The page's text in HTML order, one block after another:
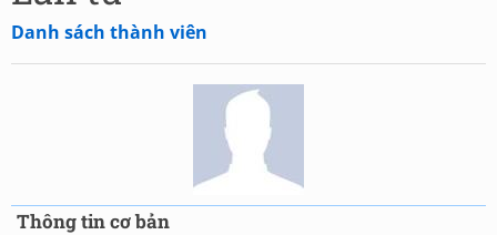
Danh sách thành viên
Thông tin cơ bản